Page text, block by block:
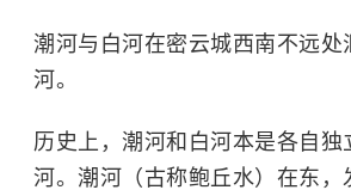
潮河与白河在密云城西南不远处
河。
历史上，潮河和白河本是各自独
河。潮河（古称鲍丘水）在东，